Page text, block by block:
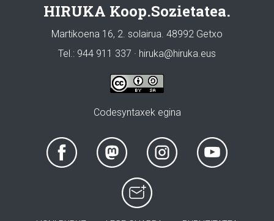
HIRUKA Koop.Sozietatea.
Martikoena 16, 2. solairua. 48992 Getxo
Tel.: 944 911 337 · hiruka@hiruka.eus
Codesyntaxek egina